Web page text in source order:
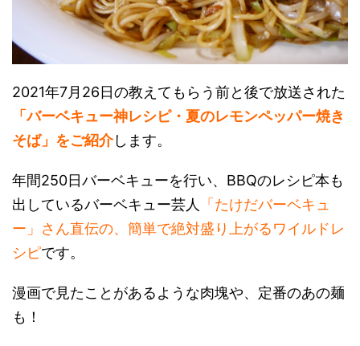
2021年7月26日の教えてもらう前と後で放送された
「バーベキュー神レシピ・夏のレモンペッパー焼き
そば」をご紹介します。
年間250日バーベキューを行い、BBQのレシピ本も
出しているバーベキュー芸人
「たけだバーベキュ
ー」さん直伝の、簡単で絶対盛り上がるワイルドレ
シピです。
漫画で見たことがあるような肉塊や、定番のあの麺
も！